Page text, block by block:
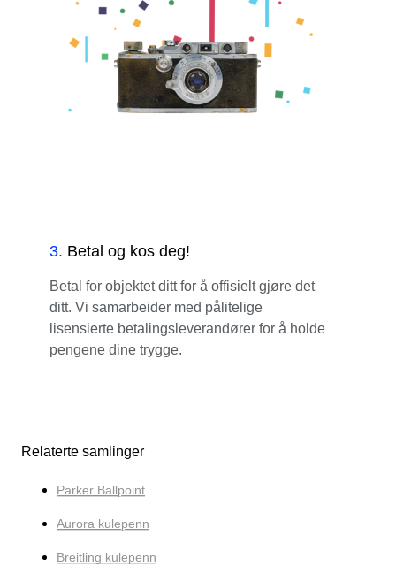
3. Betal og kos deg!
Betal for objektet ditt for å offisielt gjøre det
ditt. Vi samarbeider med pålitelige
lisensierte betalingsleverandører for å holde
pengene dine trygge.
Relaterte samlinger
Parker Ballpoint
Aurora kulepenn
Breitling kulepenn